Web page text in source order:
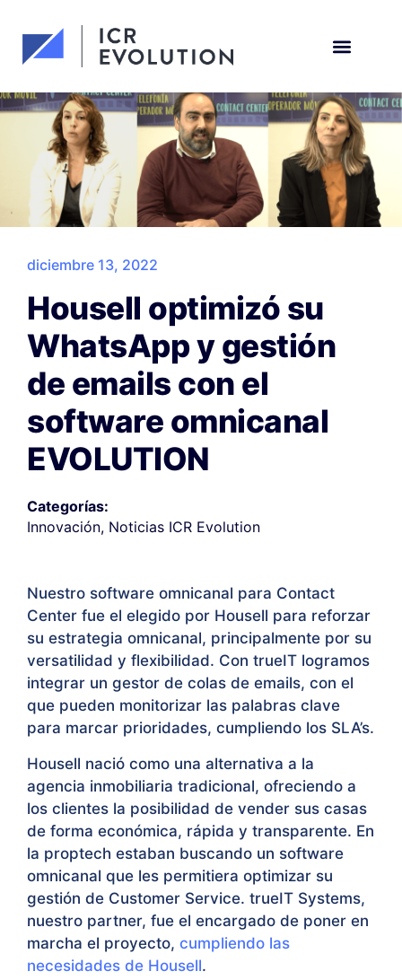
diciembre 13, 2022
Housell optimizó su
WhatsApp y gestión
de emails con el
software omnicanal
EVOLUTION
Categorías:
Innovación, Noticias ICR Evolution
Nuestro software omnicanal para Contact
Center fue el elegido por Housell para reforzar
su estrategia omnicanal, principalmente por su
versatilidad y flexibilidad. Con trueIT logramos
integrar un gestor de colas de emails, con el
que pueden monitorizar las palabras clave
para marcar prioridades, cumpliendo los SLA’s.
Housell nació como una alternativa a la
agencia inmobiliaria tradicional, ofreciendo a
los clientes la posibilidad de vender sus casas
de forma económica, rápida y transparente. En
la proptech estaban buscando un software
omnicanal que les permitiera optimizar su
gestión de Customer Service. trueIT Systems,
nuestro partner, fue el encargado de poner en
marcha el proyecto, cumpliendo las
necesidades de Housell.